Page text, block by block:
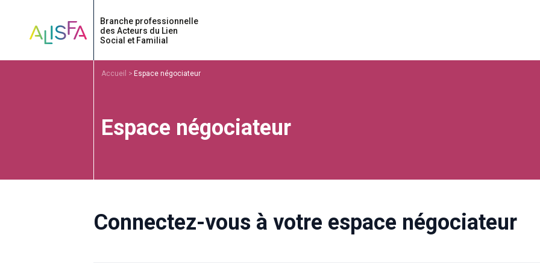
Accueil Espace négociateur
Espace négociateur
Connectez-vous à votre espace négociateur